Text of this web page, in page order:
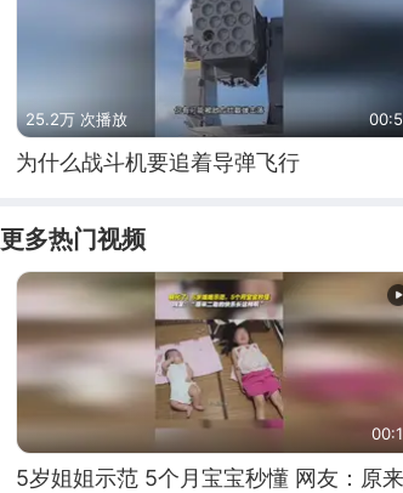
25.2万 次播放
为什么战斗机要追着导弹飞行
更多热门视频
5岁姐姐示范 5个月宝宝秒懂 网友：原来